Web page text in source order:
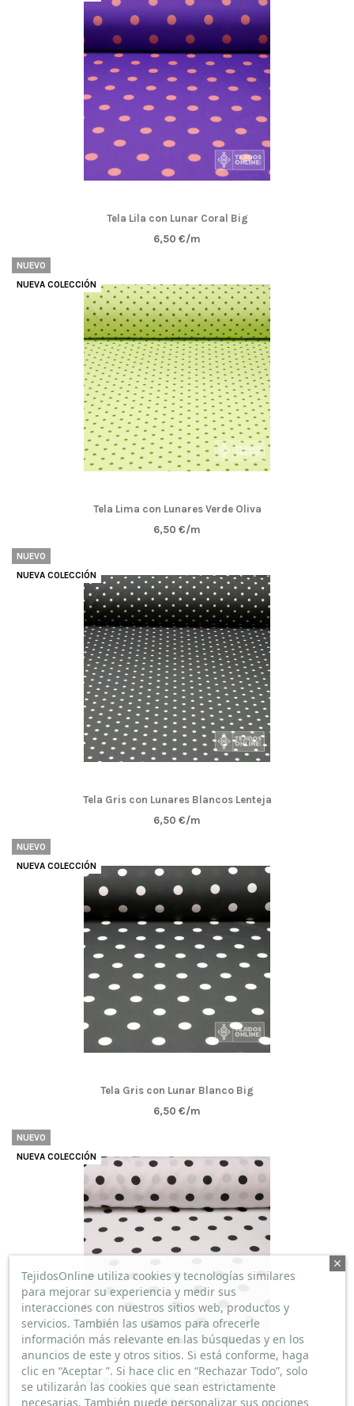
Tela Lila con Lunar Coral Big
6,50 €/m
NUEVO
NUEVA COLECCIÓN
Tela Lima con Lunares Verde Oliva
6,50 €/m
NUEVO
NUEVA COLECCIÓN
Tela Gris con Lunares Blancos Lenteja
6,50 €/m
NUEVO
NUEVA COLECCIÓN
Tela Gris con Lunar Blanco Big
6,50 €/m
NUEVO
NUEVA COLECCIÓN
Tela Blanca con Lunar Gris Oscuro Big
6,50 €/m
TejidosOnline utiliza cookies y tecnologías similares
para mejorar su experiencia y medir sus
interacciones con nuestros sitios web, productos y
servicios. También las usamos para ofrecerle
información más relevante en las búsquedas y en los
anuncios de este y otros sitios. Si está conforme, haga
clic en “Aceptar ”. Si hace clic en “Rechazar Todo”, solo
se utilizarán las cookies que sean estrictamente
necesarias. También puede personalizar sus opciones